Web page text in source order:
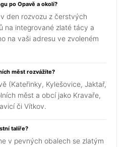
po Opavě a okolí?
den rozvozu z čerstvých
na integrované zlaté tácy a
na vaši adresu ve zvoleném
měst rozvážíte?
(Kateřinky, Kylešovice, Jaktař,
měst a obcí jako Kravaře,
či Vítkov.
talíře?
v pevných obalech se zlatým